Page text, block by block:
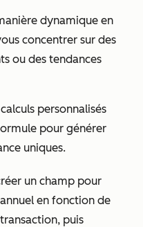
dynamique en
concentrer sur des
ou des tendances
personnalisés
pour générer
uniques.
un champ pour
en fonction de
puis